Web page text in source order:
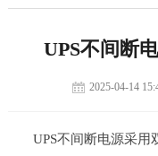
UPS不间断
2025-04-14
UPS不间断电源采用